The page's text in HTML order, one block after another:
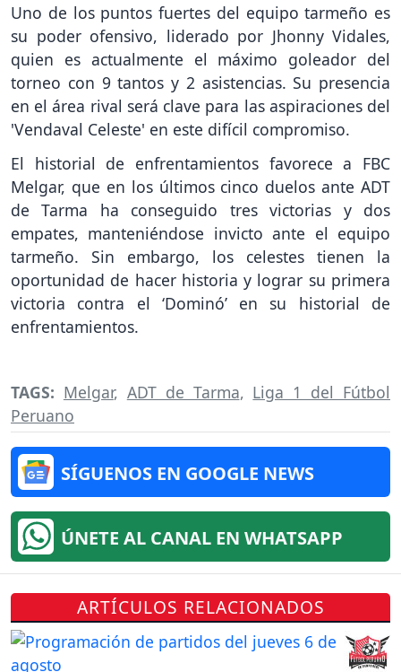
Uno de los puntos fuertes del equipo tarmeño es
su poder ofensivo, liderado por Jhonny Vidales,
quien es actualmente el máximo goleador del
torneo con 9 tantos y 2 asistencias. Su presencia
en el área rival será clave para las aspiraciones del
'Vendaval Celeste' en este difícil compromiso.
El historial de enfrentamientos favorece a FBC
Melgar, que en los últimos cinco duelos ante ADT
de Tarma ha conseguido tres victorias y dos
empates, manteniéndose invicto ante el equipo
tarmeño. Sin embargo, los celestes tienen la
oportunidad de hacer historia y lograr su primera
victoria contra el ‘Dominó’ en su historial de
enfrentamientos.
TAGS: Melgar, ADT de Tarma, Liga 1 del Fútbol
Peruano
SÍGUENOS EN GOOGLE NEWS
ÚNETE AL CANAL EN WHATSAPP
ARTÍCULOS RELACIONADOS